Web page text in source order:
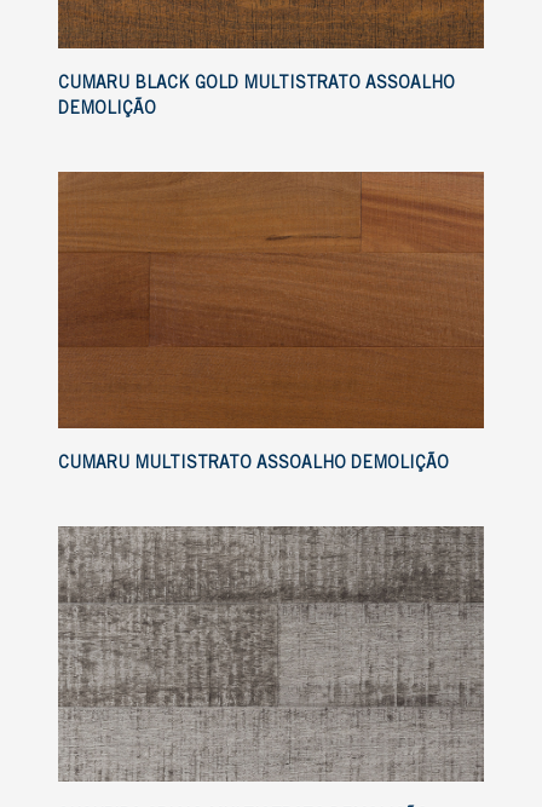
CUMARU BLACK GOLD MULTISTRATO ASSOALHO
DEMOLIÇÃO
CUMARU MULTISTRATO ASSOALHO DEMOLIÇÃO